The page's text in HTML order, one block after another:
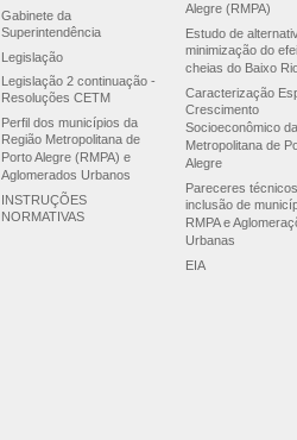
Gabinete da
Superintendência
Legislação
Legislação 2 continuação -
Resoluções CETM
Perfil dos municípios da
Região Metropolitana de
Porto Alegre (RMPA) e
Aglomerados Urbanos
INSTRUÇÕES
NORMATIVAS
Alegre (RMPA)
Estudo de
minimização do
cheias do Baixo
Caracterização
Crescimento
Socioeconômico
Metropolitana de
Alegre
Pareceres
inclusão de
RMPA e
Urbanas
EIA